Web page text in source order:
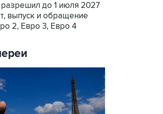
до 1 июля 2027
выпуск и обращение
2, Евро 3, Евро 4